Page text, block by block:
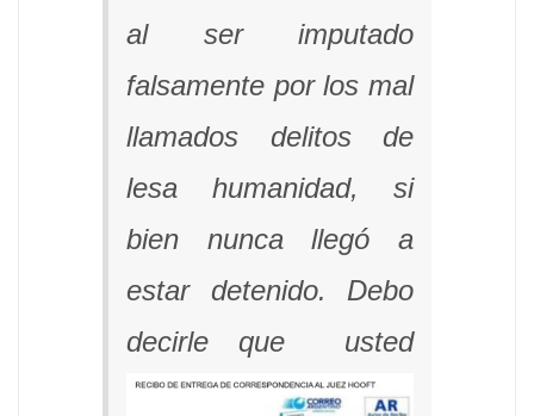
al ser imputado
falsamente por los mal
llamados delitos de
lesa humanidad, si
bien nunca llegó a
estar detenido. Debo
decirle que usted